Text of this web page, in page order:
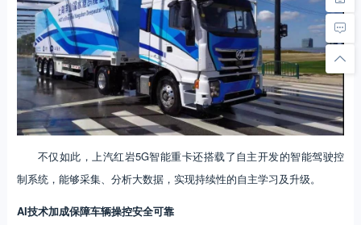
不仅如此，上汽红岩5G智能重卡还搭载了自主开发的智能驾驶控
制系统，能够采集、分析大数据，实现持续性的自主学习及升级。
AI技术加成保障车辆操控安全可靠